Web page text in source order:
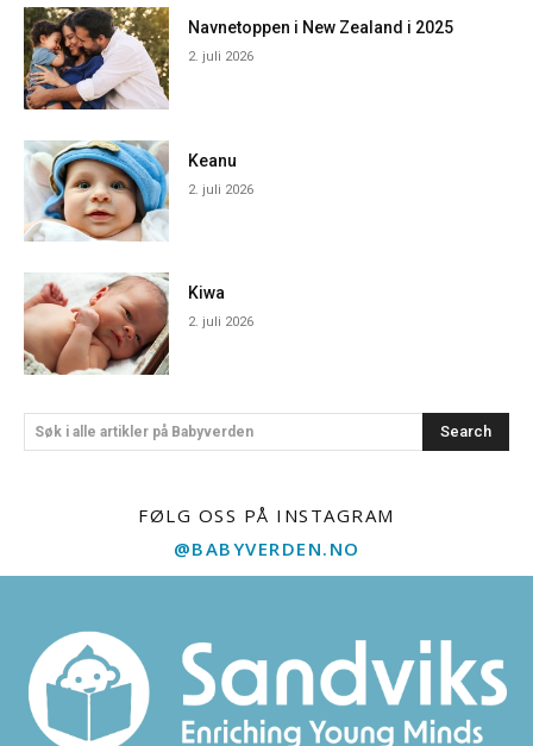
Navnetoppen i New Zealand i 2025
2. juli 2026
Keanu
2. juli 2026
Kiwa
2. juli 2026
Søk i alle artikler på Babyverden Search
FØLG OSS PÅ INSTAGRAM
@BABYVERDEN.NO